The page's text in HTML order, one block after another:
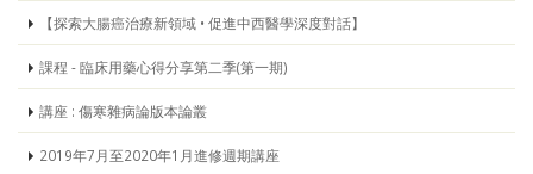
【探索大腸癌治療新領域 • 促進中西醫學深度對話】
課程 - 臨床用藥心得分享第二季(第一期)
講座 : 傷寒雜病論版本論叢
2019年7月至2020年1月進修週期講座